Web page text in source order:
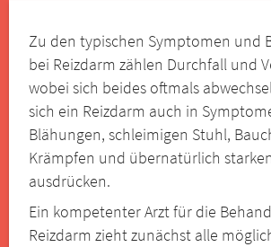
Zu den typischen Symptomen und
bei Reizdarm zählen Durchfall und
wobei sich beides oftmals
sich ein Reizdarm auch in
Blähungen, schleimigen Stuhl,
Krämpfen und übernatürlich
ausdrücken.
Ein kompetenter Arzt für die
Reizdarm zieht zunächst alle